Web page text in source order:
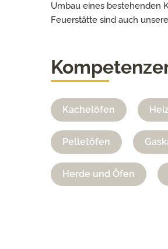
Umbau eines bestehenden
Feuerstätte sind auch
Kachelöfen
Pelletöfen
Herde und Öfen